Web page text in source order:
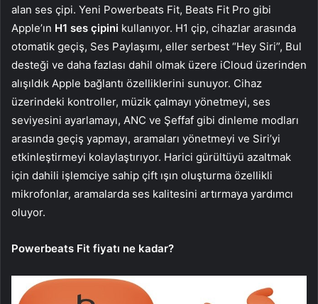
alan ses çipi. Yeni Powerbeats Fit, Beats Fit Pro gibi
Apple’ın H1 ses çipini kullanıyor. H1 çip, cihazlar arasında
otomatik geçiş, Ses Paylaşımı, eller serbest “Hey Siri”, Bul
desteği ve daha fazlası dahil olmak üzere iCloud üzerinden
alışıldık Apple bağlantı özelliklerini sunuyor. Cihaz
üzerindeki kontroller, müzik çalmayı yönetmeyi, ses
seviyesini ayarlamayı, ANC ve Şeffaf gibi dinleme modları
arasında geçiş yapmayı, aramaları yönetmeyi ve ‌Siri‌’yi
etkinleştirmeyi kolaylaştırıyor. Harici gürültüyü azaltmak
için dahili işlemciye sahip çift ışın oluşturma özellikli
mikrofonlar, aramalarda ses kalitesini artırmaya yardımcı
oluyor.
Powerbeats Fit fiyatı ne kadar?